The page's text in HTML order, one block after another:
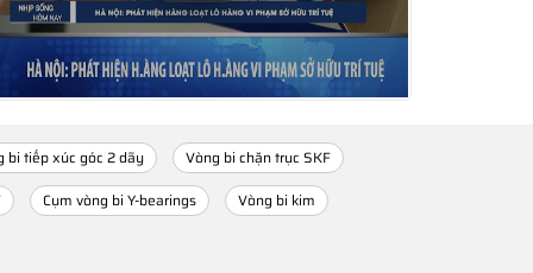
bi tiếp xúc góc 2 dãy
Vòng bi chặn trục SKF
Cụm vòng bi Y-bearings Vòng bi kim